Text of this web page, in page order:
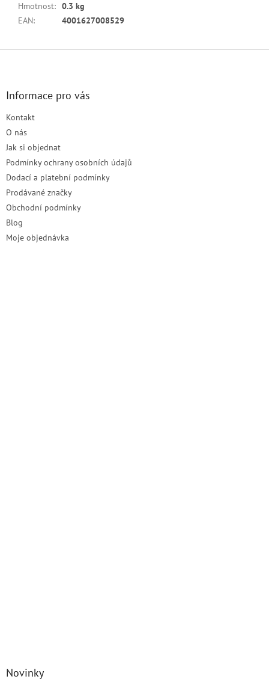
Hmotnost: 0.3 kg
EAN: 4001627008529
Informace pro vás
Kontakt
O nás
Jak si objednat
Podmínky ochrany osobních údajů
Dodací a platební podmínky
Prodávané značky
Obchodní podmínky
Blog
Moje objednávka
Novinky